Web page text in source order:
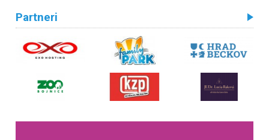
Partneri